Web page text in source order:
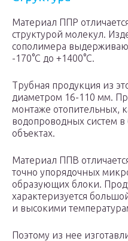
Материал ППР
структурой молекул.
сополимера
-170°C до +1400°C.
Трубная продукция из
диаметром 16-110 мм.
монтаже отопительных,
водопроводных систем
объектах.
Материал ППВ
точно упорядочных
образующих блоки.
характеризуется
и высокими
Поэтому из нее